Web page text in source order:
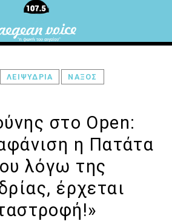
ΛΕΙΨΥΔΡΙΑ ΝΑΞΟΣ
στο Open:
η Πατάτα
λόγω της
έρχεται